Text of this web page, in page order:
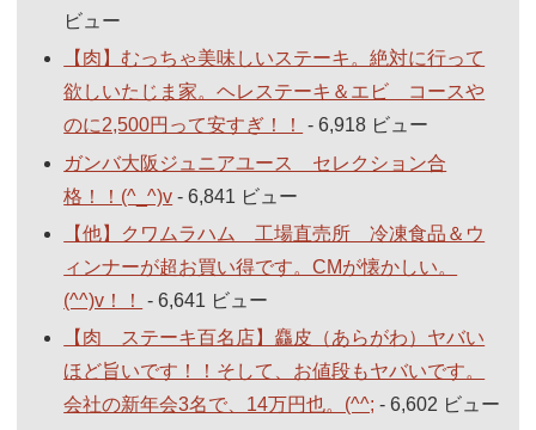
ビュー
【肉】むっちゃ美味しいステーキ。絶対に行って
欲しいたじま家。ヘレステーキ＆エビ コースや
のに2,500円って安すぎ！！
- 6,918 ビュー
ガンバ大阪ジュニアユース セレクション合
格！！(^_^)v - 6,841 ビュー
【他】クワムラハム 工場直売所 冷凍食品＆ウ
ィンナーが超お買い得です。CMが懐かしい。
(^^)v！！
- 6,641 ビュー
【肉 ステーキ百名店】麤皮（あらがわ）ヤバい
ほど旨いです！！そして、お値段もヤバいです。
会社の新年会3名で、14万円也。(^^; - 6,602 ビュー